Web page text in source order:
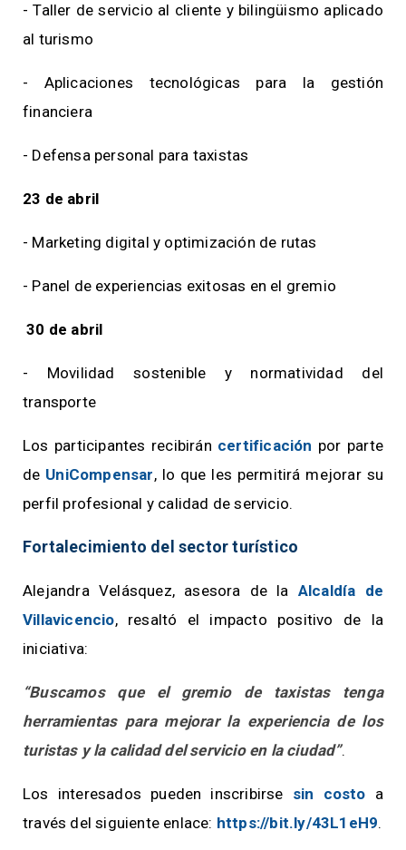
- Taller de servicio al cliente y bilingüismo aplicado
al turismo
- Aplicaciones tecnológicas para la gestión
financiera
- Defensa personal para taxistas
23 de abril
- Marketing digital y optimización de rutas
- Panel de experiencias exitosas en el gremio
30 de abril
- Movilidad sostenible y normatividad del
transporte
Los participantes recibirán certificación por parte
de UniCompensar, lo que les permitirá mejorar su
perfil profesional y calidad de servicio.
Fortalecimiento del sector turístico
Alejandra Velásquez, asesora de la Alcaldía de
Villavicencio, resaltó el impacto positivo de la
iniciativa:
“Buscamos que el gremio de taxistas tenga
herramientas para mejorar la experiencia de los
turistas y la calidad del servicio en la ciudad”.
Los interesados pueden inscribirse sin costo a
través del siguiente enlace: https://bit.ly/43L1eH9.